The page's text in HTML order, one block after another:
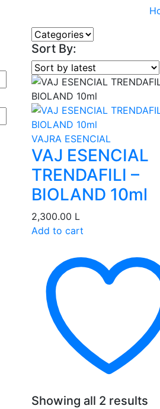
Sort By:
VAJRA ESENCIAL
VAJ ESENCIAL
TRENDAFILI –
BIOLAND 10ml
2,300.00 L
Add to cart
Showing all 2 results